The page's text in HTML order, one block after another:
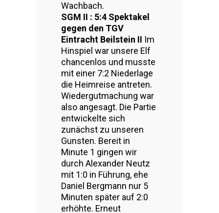
Wachbach.
SGM II : 5:4 Spektakel
gegen den TGV
Eintracht Beilstein II Im
Hinspiel war unsere Elf
chancenlos und musste
mit einer 7:2 Niederlage
die Heimreise antreten.
Wiedergutmachung war
also angesagt. Die Partie
entwickelte sich
zunächst zu unseren
Gunsten. Bereit in
Minute 1 gingen wir
durch Alexander Neutz
mit 1:0 in Führung, ehe
Daniel Bergmann nur 5
Minuten später auf 2:0
erhöhte. Erneut